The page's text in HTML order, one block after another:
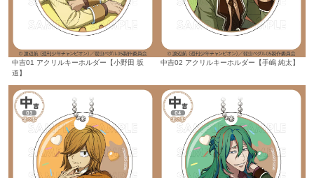
中吉01 アクリルキーホルダー【小野田 坂
道】
中吉02 アクリルキーホルダー【手嶋 純太】